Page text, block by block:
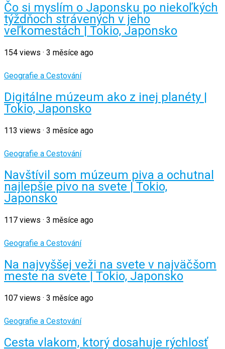
Čo si myslím o Japonsku po niekoľkých
týždňoch strávených v jeho
veľkomestách | Tokio, Japonsko
154 views · 3 měsíce ago
Geografie a Cestování
Digitálne múzeum ako z inej planéty |
Tokio, Japonsko
113 views · 3 měsíce ago
Geografie a Cestování
Navštívil som múzeum piva a ochutnal
najlepšie pivo na svete | Tokio,
Japonsko
117 views · 3 měsíce ago
Geografie a Cestování
Na najvyššej veži na svete v najväčšom
meste na svete | Tokio, Japonsko
107 views · 3 měsíce ago
Geografie a Cestování
Cesta vlakom, ktorý dosahuje rýchlosť